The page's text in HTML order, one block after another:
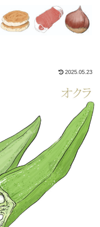
2025.05.23